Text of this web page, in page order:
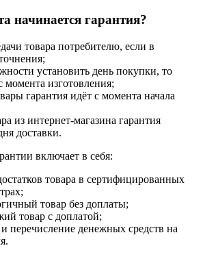
начинается гарантия?
товара потребителю, если в
установить день покупки, то
момента изготовления;
гарантия идёт с момента начала
из интернет-магазина гарантия
доставки.
включает в себя:
товара в сертифицированных
товар без доплаты;
товар с доплатой;
и перечисление денежных средств на